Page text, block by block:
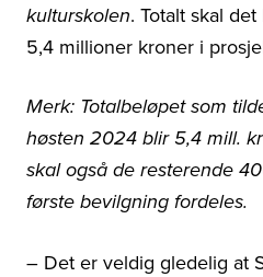
kulturskolen. Totalt skal
5,4 millioner kroner i
Merk: Totalbeløpet som
høsten 2024 blir 5,4 mill.
skal også de resterende
første bevilgning fordeles.
– Det er veldig gledelig at